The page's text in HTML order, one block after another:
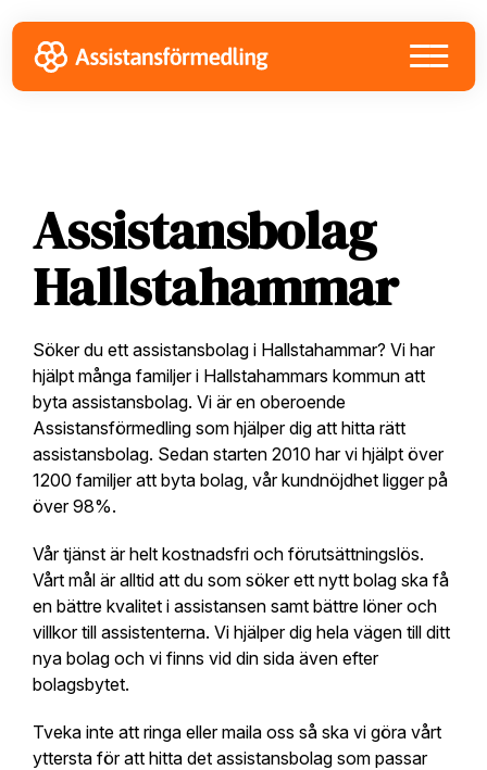
to
primary
navigation
to
main
content
to
footer
Assistansbolag
Hallstahammar
Söker du ett assistansbolag i Hallstahammar? Vi har
hjälpt många familjer i Hallstahammars kommun att
byta assistansbolag. Vi är en oberoende
Assistansförmedling som hjälper dig att hitta rätt
assistansbolag. Sedan starten 2010 har vi hjälpt över
1200 familjer att byta bolag, vår kundnöjdhet ligger på
över 98%.
Vår tjänst är helt kostnadsfri och förutsättningslös.
Vårt mål är alltid att du som söker ett nytt bolag ska få
en bättre kvalitet i assistansen samt bättre löner och
villkor till assistenterna. Vi hjälper dig hela vägen till ditt
nya bolag och vi finns vid din sida även efter
bolagsbytet.
Tveka inte att ringa eller maila oss så ska vi göra vårt
yttersta för att hitta det assistansbolag som passar